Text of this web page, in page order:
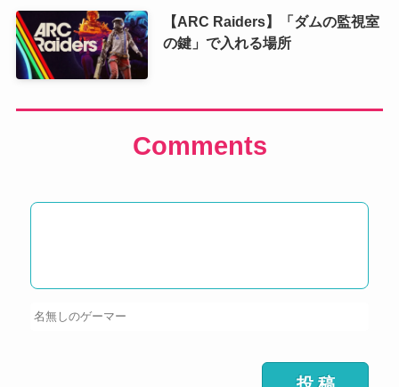
【ARC Raiders】「ダムの監視室
の鍵」で入れる場所
Comments